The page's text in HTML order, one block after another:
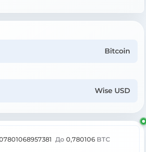
Bitcoin
Wise USD
До 0,780106 BTC